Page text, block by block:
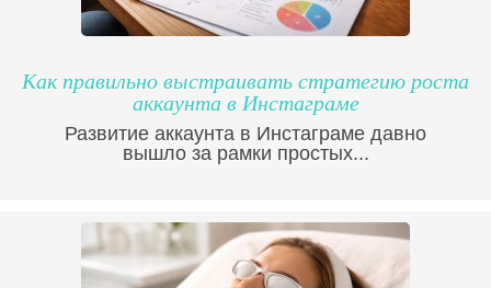
Как правильно выстраивать стратегию роста
аккаунта в Инстаграме
Развитие аккаунта в Инстаграме давно
вышло за рамки простых...